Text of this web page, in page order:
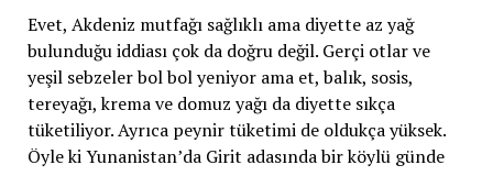
Evet, Akdeniz mutfağı sağlıklı ama diyette az yağ
bulunduğu iddiası çok da doğru değil. Gerçi otlar ve
yeşil sebzeler bol bol yeniyor ama et, balık, sosis,
tereyağı, krema ve domuz yağı da diyette sıkça
tüketiliyor. Ayrıca peynir tüketimi de oldukça yüksek.
Öyle ki Yunanistan’da Girit adasında bir köylü günde